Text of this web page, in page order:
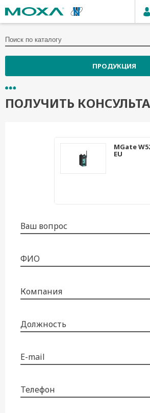
ПРОДУКЦИЯ
ПОЛУЧИТЬ
MGate
EU
Ваш вопрос
ФИО
Компания
Должность
E-mail
Телефон